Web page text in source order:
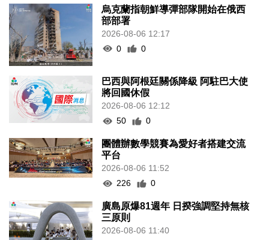
烏克蘭指朝鮮導彈部隊開始在俄西
部部署
2026-08-06 12:17
0
0
巴西與阿根廷關係降級 阿駐巴大使
將回國休假
2026-08-06 12:12
50
0
團體辦數學競賽為愛好者搭建交流
平台
2026-08-06 11:52
226
0
廣島原爆81週年 日揆強調堅持無核
三原則
2026-08-06 11:40